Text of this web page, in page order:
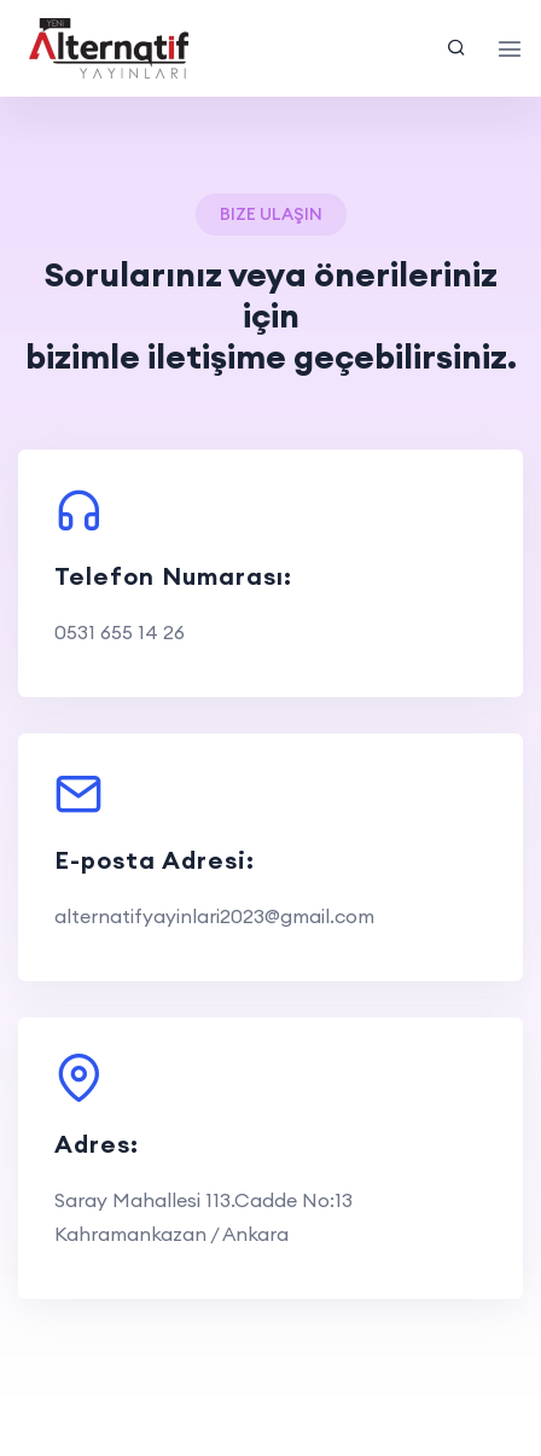
BIZE ULAŞIN
Sorularınız veya önerileriniz
için
bizimle iletişime geçebilirsiniz.
Telefon Numarası:
0531 655 14 26
E-posta Adresi:
alternatifyayinlari2023@gmail.com
Adres:
Saray Mahallesi 113.Cadde No:13
Kahramankazan / Ankara